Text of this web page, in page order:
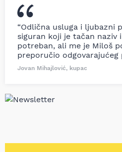
“Odlična usluga i ljubazni
siguran koji je tačan naziv
potreban, ali me je Miloš
preporučio odgovarajućeg
Jovan Mihajlović, kupac